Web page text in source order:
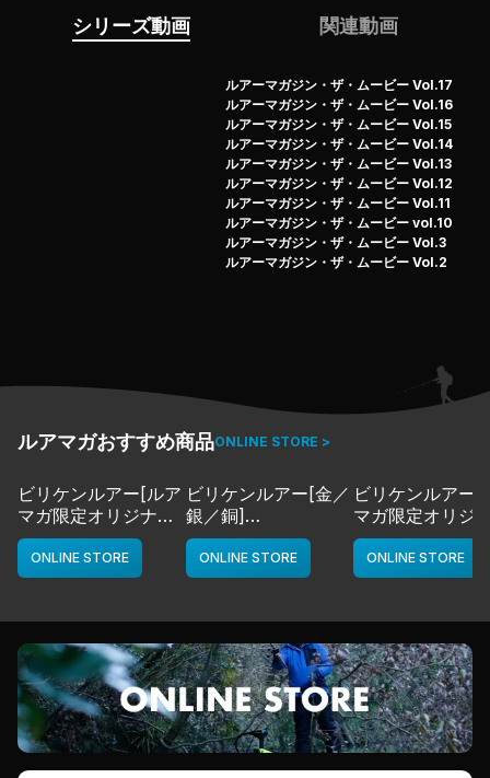
宮崎友輔 クランクベイト ■リールメンテナンス 〜シマ
シリーズ動画 関連動画
ルアーマガジン・ザ・ムービー Vol.17
ルアーマガジン・ザ・ムービー Vol.16
ルアーマガジン・ザ・ムービー Vol.15
ルアーマガジン・ザ・ムービー Vol.14
ルアーマガジン・ザ・ムービー Vol.13
ルアーマガジン・ザ・ムービー Vol.12
ルアーマガジン・ザ・ムービー Vol.11
ルアーマガジン・ザ・ムービー vol.10
ルアーマガジン・ザ・ムービー Vol.3
ルアーマガジン・ザ・ムービー Vol.2
ルアマガおすすめ商品ONLINE STORE >
ビリケンルアー[ルア
マガ限定オリジナル
カラー／LMチャー
ト]
deps
ONLINE STORE
ビリケンルアー[金／
銀／銅]
deps
ONLINE STORE
ビリケンルアー[
マガ限定オリジ
カラー／LMボー
ワイト]
deps
ONLINE STORE